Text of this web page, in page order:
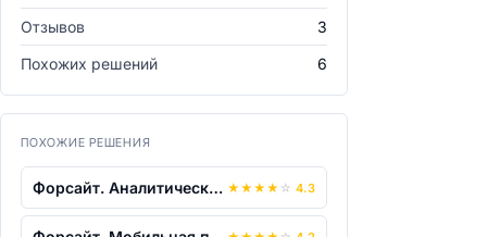
Отзывов
3
Похожих решений
6
ПОХОЖИЕ РЕШЕНИЯ
Форсайт. Аналитическая платформа ★ ★ ★ ★ ☆ 4.3